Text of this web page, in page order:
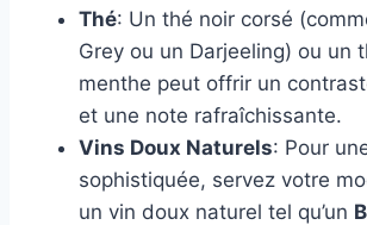
Thé: Un thé noir corsé
Grey ou un Darjeeling) ou un
menthe peut offrir un
et une note rafraîchissante.
Vins Doux Naturels: Pour
sophistiquée, servez votre
un vin doux naturel tel qu’un